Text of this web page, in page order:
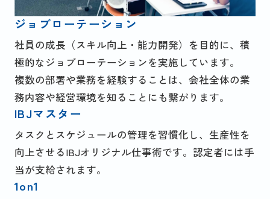
ジョブローテーション
社員の成長（スキル向上・能力開発）を目的に、積
極的なジョブローテーションを実施しています。
複数の部署や業務を経験することは、会社全体の業
務内容や経営環境を知ることにも繋がります。
IBJマスター
タスクとスケジュールの管理を習慣化し、生産性を
向上させるIBJオリジナル仕事術です。認定者には手
当が支給されます。
1on1